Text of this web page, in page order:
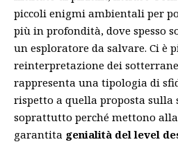
piccoli enigmi ambientali per
più in profondità, dove spesso
un esploratore da salvare. Ci è
reinterpretazione dei
rappresenta una tipologia di
rispetto a quella proposta sulla
soprattutto perché mettono
garantita genialità del level